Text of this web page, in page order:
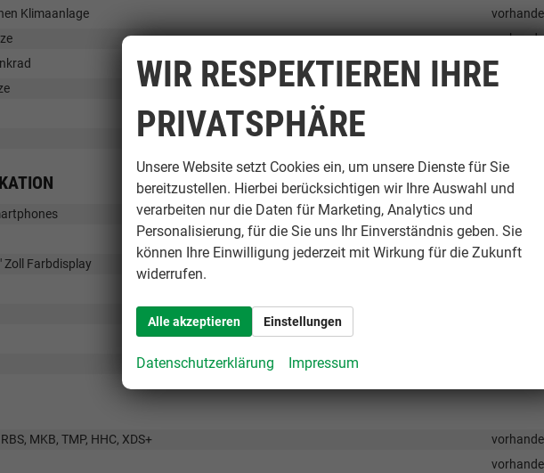
Klimaanlage
vorhanden
vorhanden
vorhanden
Zoll Farbdisplay
MKB, TMP, HHC, XDS+
WIR RESPEKTIEREN IHRE
PRIVATSPHÄRE
Unsere Website setzt Cookies ein, um unsere Dienste für Sie
bereitzustellen. Hierbei berücksichtigen wir Ihre Auswahl und
verarbeiten nur die Daten für Marketing, Analytics und
Personalisierung, für die Sie uns Ihr Einverständnis geben. Sie
können Ihre Einwilligung jederzeit mit Wirkung für die Zukunft
widerrufen.
Alle akzeptieren Einstellungen
Datenschutzerklärung Impressum